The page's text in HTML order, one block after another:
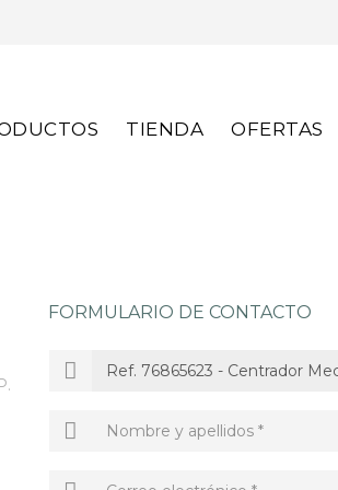
TIENDA OFERTAS
FORMULARIO DE CONTACTO